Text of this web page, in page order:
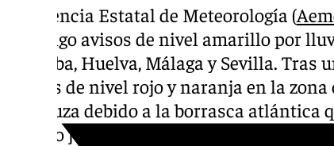
La Agencia Estatal de Meteorología (
domingo avisos de nivel amarillo por
Córdoba, Huelva, Málaga y Sevilla.
alertas de nivel rojo y naranja en la
andaluza debido a la borrasca atlántica
pasado jueves para descolgarse en el